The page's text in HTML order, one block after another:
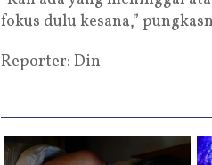
fokus dulu kesana,”
Reporter: Din